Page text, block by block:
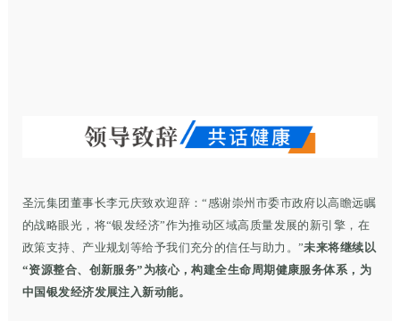
圣沅集团董事长李元庆致欢迎辞：“感谢崇州市委市政府以高瞻远瞩
的战略眼光，将“银发经济”作为推动区域高质量发展的新引擎，在
政策支持、产业规划等给予我们充分的信任与助力。”未来将继续以
“资源整合、创新服务”为核心，构建全生命周期健康服务体系，为
中国银发经济发展注入新动能。